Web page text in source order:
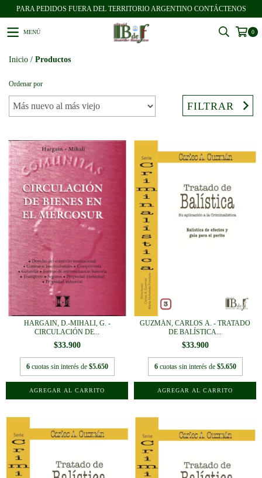
PARA PEDIDOS FUERA DEL TERRITORIO ARGENTINO CONTÁCTENOS
MENÚ 0
Inicio / Productos
Ordenar por
FILTRAR
HARGAIN, D.-MIHALI, G. -
CIRCULACIÓN DE...
$33.900
6 cuotas sin interés de $5.650
GUZMÁN, CARLOS A. - TRATADO
DE BALÍSTICA...
$33.900
6 cuotas sin interés de $5.650